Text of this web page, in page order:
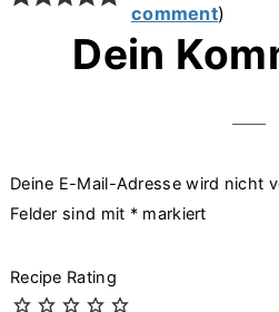
comment)
Dein
Deine E-Mail-Adresse wird nicht
Felder sind mit * markiert
Recipe Rating